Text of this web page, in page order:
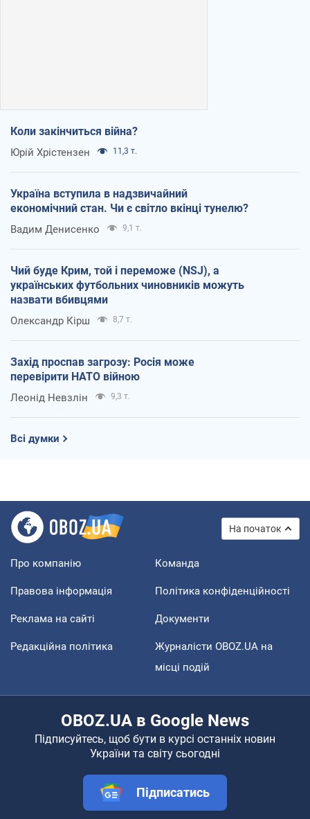
Коли закінчиться війна?
Юрій Хрістензен 11,3 т.
Україна вступила в надзвичайний
економічний стан. Чи є світло вкінці тунелю?
Вадим Денисенко 9,1 т.
Чий буде Крим, той і переможе (NSJ), а
українських футбольних чиновників можуть
назвати вбивцями
Олександр Кірш 8,7 т.
Захід проспав загрозу: Росія може
перевірити НАТО війною
Леонід Невзлін 9,3 т.
Всі думки
На початок
Про компанію Команда
Правова інформація Політика конфіденційності
Реклама на сайті Документи
Редакційна політика
Журналісти OBOZ.UA на
місці подій
OBOZ.UA в Google News
Підписуйтесь, щоб бути в курсі останніх новин
України та світу сьогодні
Підписатись